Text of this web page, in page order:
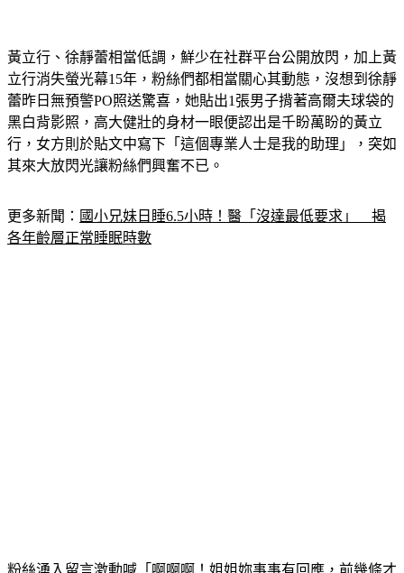
黃立行、徐靜蕾相當低調，鮮少在社群平台公開放閃，加上黃
立行消失螢光幕15年，粉絲們都相當關心其動態，沒想到徐靜
蕾昨日無預警PO照送驚喜，她貼出1張男子揹著高爾夫球袋的
黑白背影照，高大健壯的身材一眼便認出是千盼萬盼的黃立
行，女方則於貼文中寫下「這個專業人士是我的助理」，突如
其來大放閃光讓粉絲們興奮不已。
更多新聞： 國小兄妹日睡6.5小時！醫「沒達最低要求」　揭
各年齡層正常睡眠時數